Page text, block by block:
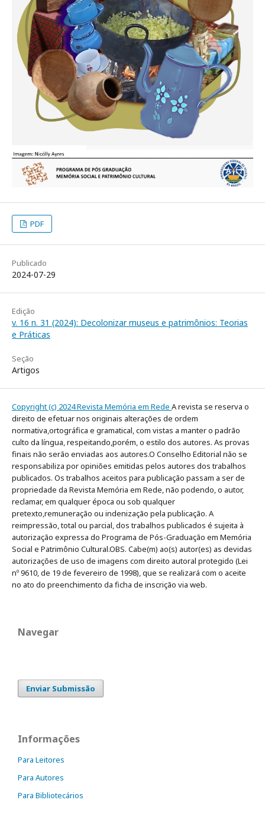
PDF
Publicado
2024-07-29
Edição
v. 16 n. 31 (2024): Decolonizar museus e patrimônios: Teorias
e Práticas
Seção
Artigos
Copyright (c) 2024 Revista Memória em Rede A revista se reserva o
direito de efetuar nos originais alterações de ordem
normativa,ortográfica e gramatical, com vistas a manter o padrão
culto da língua, respeitando,porém, o estilo dos autores. As provas
finais não serão enviadas aos autores.O Conselho Editorial não se
responsabiliza por opiniões emitidas pelos autores dos trabalhos
publicados. Os trabalhos aceitos para publicação passam a ser de
propriedade da Revista Memória em Rede, não podendo, o autor,
reclamar, em qualquer época ou sob qualquer
pretexto,remuneração ou indenização pela publicação. A
reimpressão, total ou parcial, dos trabalhos publicados é sujeita à
autorização expressa do Programa de Pós-Graduação em Memória
Social e Patrimônio Cultural.OBS. Cabe(m) ao(s) autor(es) as devidas
autorizações de uso de imagens com direito autoral protegido (Lei
nº 9610, de 19 de fevereiro de 1998), que se realizará com o aceite
no ato do preenchimento da ficha de inscrição via web.
Navegar
Enviar Submissão
Informações
Para Leitores
Para Autores
Para Bibliotecários